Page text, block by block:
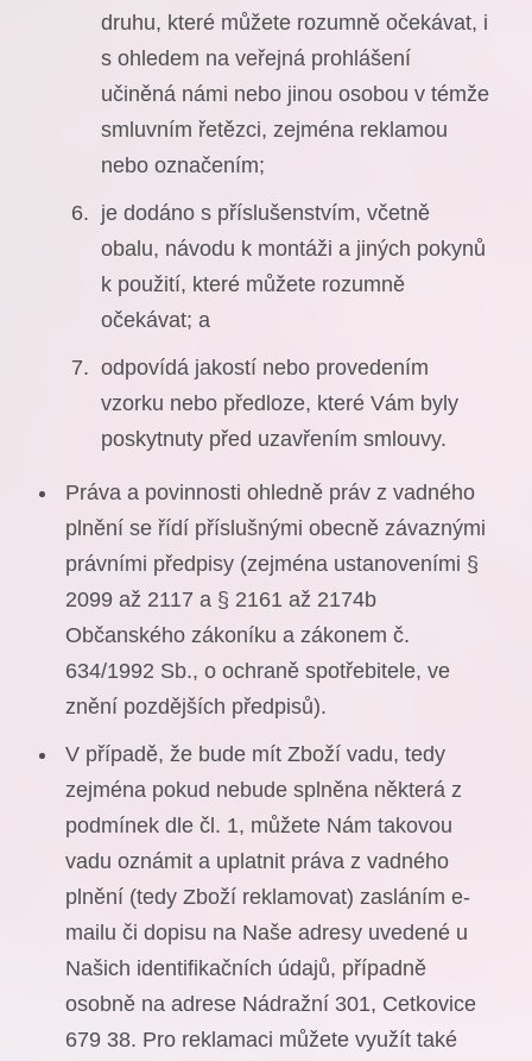
druhu, které můžete rozumně očekávat, i
s ohledem na veřejná prohlášení
učiněná námi nebo jinou osobou v témže
smluvním řetězci, zejména reklamou
nebo označením;
je dodáno s příslušenstvím, včetně
obalu, návodu k montáži a jiných pokynů
k použití, které můžete rozumně
očekávat; a
odpovídá jakostí nebo provedením
vzorku nebo předloze, které Vám byly
poskytnuty před uzavřením smlouvy.
Práva a povinnosti ohledně práv z vadného
plnění se řídí příslušnými obecně závaznými
právními předpisy (zejména ustanoveními §
2099 až 2117 a § 2161 až 2174b
Občanského zákoníku a zákonem č.
634/1992 Sb., o ochraně spotřebitele, ve
znění pozdějších předpisů).
V případě, že bude mít Zboží vadu, tedy
zejména pokud nebude splněna některá z
podmínek dle čl. 1, můžete Nám takovou
vadu oznámit a uplatnit práva z vadného
plnění (tedy Zboží reklamovat) zasláním e-
mailu či dopisu na Naše adresy uvedené u
Našich identifikačních údajů, případně
osobně na adrese Nádražní 301, Cetkovice
679 38. Pro reklamaci můžete využít také